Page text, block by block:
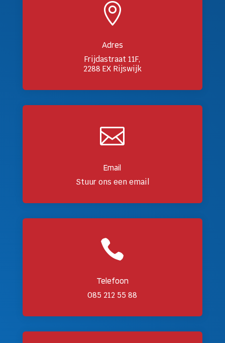

Adres
Frijdastraat 11F,
2288 EX Rijswijk

Email
Stuur ons een email

Telefoon
085 212 55 88